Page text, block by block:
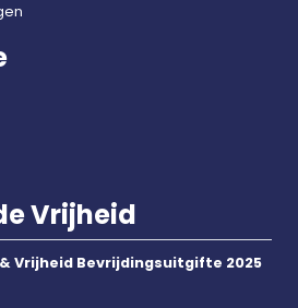
Vrijheid
& Vrijheid Bevrijdingsuitgifte 2025